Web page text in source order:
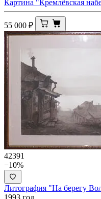
Картина "Кремлёвская
55 000 ₽
42391
−10%
Литография "На берегу
1993 год.